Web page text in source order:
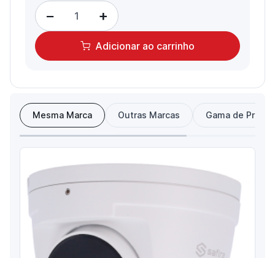
− +
Adicionar ao carrinho
Mesma Marca Outras Marcas Gama de Preço